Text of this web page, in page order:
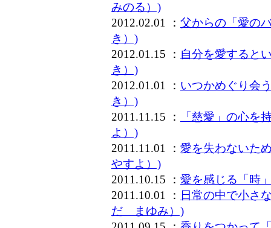
みのる）)
2012.02.01 ： 父からの「愛の
き）)
2012.01.15 ： 自分を愛すると
き）)
2012.01.01 ： いつかめぐり会
き）)
2011.11.15 ：
「慈愛」の心
よ）)
2011.11.01 ： 愛を失わないた
やすよ）)
2011.10.15 ： 愛を感じる「時
2011.10.01 ： 日常の中で小さ
だ まゆみ）)